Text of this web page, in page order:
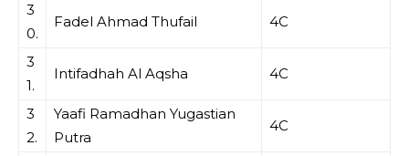
3
0.
Fadel Ahmad Thufail 4C
3
1.
Intifadhah Al Aqsha 4C
3
2.
Yaafi Ramadhan Yugastian
Putra
4C